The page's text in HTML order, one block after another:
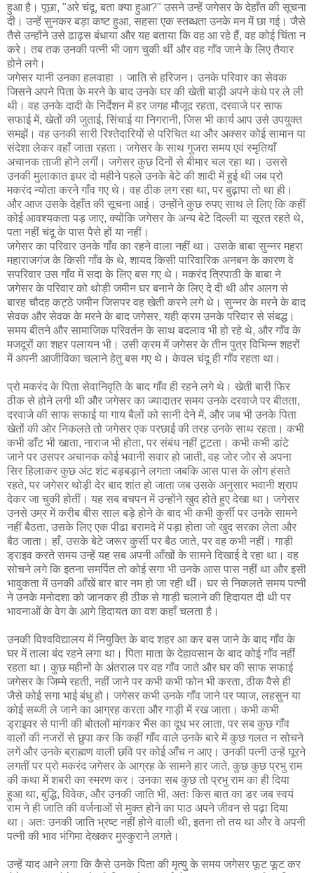
हुआ है। पूछा, "अरे चंदू, बता क्या हुआ?" उसने उन्हें जगेसर के देहाँत की सूचना
दी। उन्हें सुनकर बड़ा कष्ट हुआ, सहसा एक स्तब्धता उनके मन में छा गई। जैसे
तैसे उन्होंने उसे ढाढ़स बंधाया और यह बताया कि वह आ रहे हैं, वह कोई चिंता न
करे। तब तक उनकी पत्नी भी जाग चुकी थीं और वह गाँव जाने के लिए तैयार
होने लगे।
जगेसर यानी उनका हलवाहा । जाति से हरिजन। उनके परिवार का सेवक
जिसने अपने पिता के मरने के बाद उनके घर की खेती बाड़ी अपने कंधे पर ले ली
थी। वह उनके दादी के निर्देशन में हर जगह मौजूद रहता, दरवाजे पर साफ
सफाई में, खेतों की जुताई, सिंचाई या निगरानी, जिस भी कार्य आप उसे उपयुक्त
समझें। वह उनकी सारी रिश्तेदारियों से परिचित था और अक्सर कोई सामान या
संदेशा लेकर वहाँ जाता रहता। जगेसर के साथ गुजरा समय एवं स्मृतियाँ
अचानक ताजी होने लगीं। जगेसर कुछ दिनों से बीमार चल रहा था। उससे
उनकी मुलाकात इधर दो महीने पहले उनके बेटे की शादी में हुई थी जब प्रो
मकरंद न्योता करने गाँव गए थे। वह ठीक लग रहा था, पर बुढ़ापा तो था ही।
और आज उसके देहाँत की सूचना आई। उन्होंने कुछ रुपए साथ ले लिए कि कहीं
कोई आवश्यकता पड़ जाए, क्योंकि जगेसर के अन्य बेटे दिल्ली या सूरत रहते थे,
पता नहीं चंदू के पास पैसे हों या नहीं।
जगेसर का परिवार उनके गाँव का रहने वाला नहीं था। उसके बाबा सुन्नर महरा
महाराजगंज के किसी गाँव के थे, शायद किसी पारिवारिक अनबन के कारण वे
सपरिवार उस गाँव में सदा के लिए बस गए थे। मकरंद त्रिपाठी के बाबा ने
जगेसर के परिवार को थोड़ी जमीन घर बनाने के लिए दे दी थी और अलग से
बारह चौदह कट्ठे जमीन जिसपर वह खेती करने लगे थे। सुन्नर के मरने के बाद
सेवक और सेवक के मरने के बाद जगेसर, यही क्रम उनके परिवार से संबद्ध।
समय बीतने और सामाजिक परिवर्तन के साथ बदलाव भी हो रहे थे, और गाँव के
मजदूरों का शहर पलायन भी। उसी क्रम में जगेसर के तीन पुत्र विभिन्न शहरों
में अपनी आजीविका चलाने हेतु बस गए थे। केवल चंदू ही गाँव रहता था।
प्रो मकरंद के पिता सेवानिवृति के बाद गाँव ही रहने लगे थे। खेती बारी फिर
ठीक से होने लगी थी और जगेसर का ज्यादातर समय उनके दरवाजे पर बीतता,
दरवाजे की साफ सफाई या गाय बैलों को सानी देने में, और जब भी उनके पिता
खेतों की ओर निकलते तो जगेसर एक परछाई की तरह उनके साथ रहता। कभी
कभी डाँट भी खाता, नाराज भी होता, पर संबंध नहीं टूटता। कभी कभी डांटे
जाने पर उसपर अचानक कोई भवानी सवार हो जाती, वह जोर जोर से अपना
सिर हिलाकर कुछ अंट शंट बड़बड़ाने लगता जबकि आस पास के लोग हंसते
रहते, पर जगेसर थोड़ी देर बाद शांत हो जाता जब उसके अनुसार भवानी श्राप
देकर जा चुकी होतीं। यह सब बचपन में उन्होंने खुद होते हुए देखा था। जगेसर
उनसे उम्र में करीब बीस साल बड़े होने के बाद भी कभी कुर्सी पर उनके सामने
नहीं बैठता, उसके लिए एक पीढा बरामदे में पड़ा होता जो खुद सरका लेता और
बैठ जाता। हाँ, उसके बेटे जरूर कुर्सी पर बैठ जाते, पर वह कभी नहीं। गाड़ी
ड्राइव करते समय उन्हें यह सब अपनी आँखों के सामने दिखाई दे रहा था। वह
सोचने लगे कि इतना समर्पित तो कोई सगा भी उनके आस पास नहीं था और इसी
भावुकता में उनकी आँखें बार बार नम हो जा रही थीं। घर से निकलते समय पत्नी
ने उनके मनोदशा को जानकर ही ठीक से गाड़ी चलाने की हिदायत दी थी पर
भावनाओं के वेग के आगे हिदायत का वश कहाँ चलता है।
उनकी विश्वविद्यालय में नियुक्ति के बाद शहर आ कर बस जाने के बाद गाँव के
घर में ताला बंद रहने लगा था। पिता माता के देहावसान के बाद कोई गाँव नहीं
रहता था। कुछ महीनों के अंतराल पर वह गाँव जाते और घर की साफ सफाई
जगेसर के जिम्मे रहती, नहीं जाने पर कभी कभी फोन भी करता, ठीक वैसे ही
जैसे कोई सगा भाई बंधु हो। जगेसर कभी उनके गाँव जाने पर प्याज, लहसुन या
कोई सब्जी ले जाने का आग्रह करता और गाड़ी में रख जाता। कभी कभी
ड्राइवर से पानी की बोतलों मांगकर भैंस का दूध भर लाता, पर सब कुछ गाँव
वालों की नजरों से छुपा कर कि कहीं गाँव वाले उनके बारे में कुछ गलत न सोचने
लगें और उनके ब्राह्मण वाली छवि पर कोई आँच न आए। उनकी पत्नी उन्हें घूरने
लगतीं पर प्रो मकरंद जगेसर के आग्रह के सामने हार जाते, कुछ कुछ प्रभु राम
की कथा में शबरी का स्मरण कर। उनका सब कुछ तो प्रभु राम का ही दिया
हुआ था, बुद्धि, विवेक, और उनकी जाति भी, अतः किस बात का डर जब स्वयं
राम ने ही जाति की वर्जनाओं से मुक्त होने का पाठ अपने जीवन से पढ़ा दिया
था। अतः उनकी जाति भ्रष्ट नहीं होने वाली थी, इतना तो तय था और वे अपनी
पत्नी की भाव भंगिमा देखकर मुस्कुराने लगते।
उन्हें याद आने लगा कि कैसे उनके पिता की मृत्यु के समय जगेसर फूट फूट कर